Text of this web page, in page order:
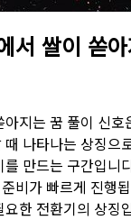
서 쌀이 쏟
지는 꿈 풀이 신호
나타나는 상징으
만드는 구간입니
비가 빠르게 진행
한 전환기의 상징